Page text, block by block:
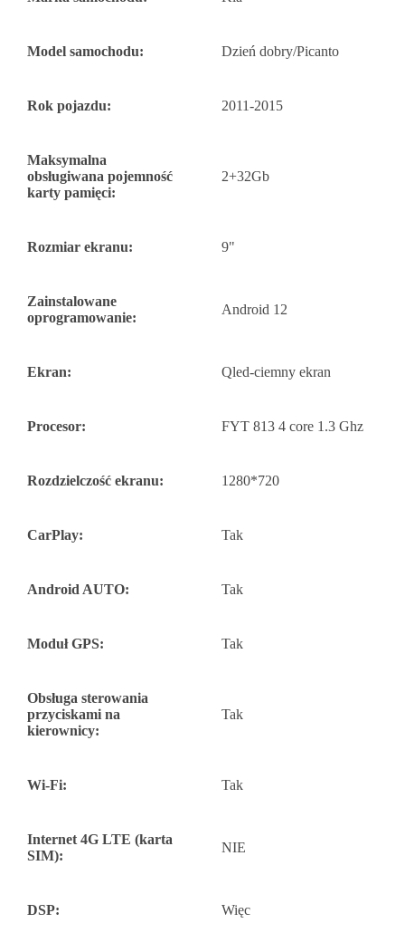
Model samochodu: Dzień dobry/Picanto
Rok pojazdu: 2011-2015
Maksymalna
obsługiwana pojemność
karty pamięci:
2+32Gb
Rozmiar ekranu: 9"
Zainstalowane
oprogramowanie:
Android 12
Ekran: Qled-ciemny ekran
Procesor: FYT 813 4 core 1.3 Ghz
Rozdzielczość ekranu: 1280*720
CarPlay: Tak
Android AUTO: Tak
Moduł GPS: Tak
Obsługa sterowania
przyciskami na
kierownicy:
Tak
Wi-Fi: Tak
Internet 4G LTE (karta
SIM):
NIE
DSP: Więc